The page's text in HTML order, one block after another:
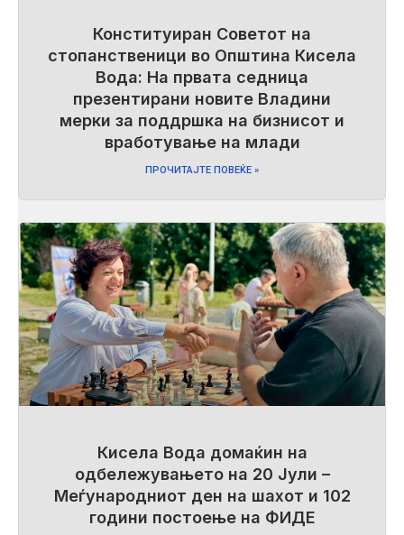
Конституиран Советот на
стопанственици во Општина Кисела
Вода: На првата седница
презентирани новите Владини
мерки за поддршка на бизнисот и
вработување на млади
ПРОЧИТАЈТЕ ПОВЕЌЕ »
Кисела Вода домаќин на
одбележувањето на 20 Јули –
Меѓународниот ден на шахот и 102
години постоење на ФИДЕ